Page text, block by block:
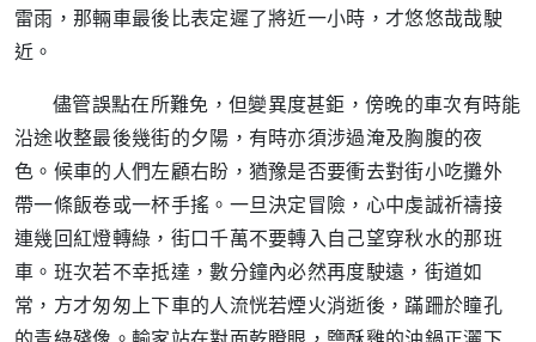
雷雨，那輛車最後比表定遲了將近一小時，才悠悠哉哉駛
近。
儘管誤點在所難免，但變異度甚鉅，傍晚的車次有時能
沿途收整最後幾街的夕陽，有時亦須涉過淹及胸腹的夜
色。候車的人們左顧右盼，猶豫是否要衝去對街小吃攤外
帶一條飯卷或一杯手搖。一旦決定冒險，心中虔誠祈禱接
連幾回紅燈轉綠，街口千萬不要轉入自己望穿秋水的那班
車。班次若不幸抵達，數分鐘內必然再度駛遠，街道如
常，方才匆匆上下車的人流恍若煙火消逝後，蹣跚於瞳孔